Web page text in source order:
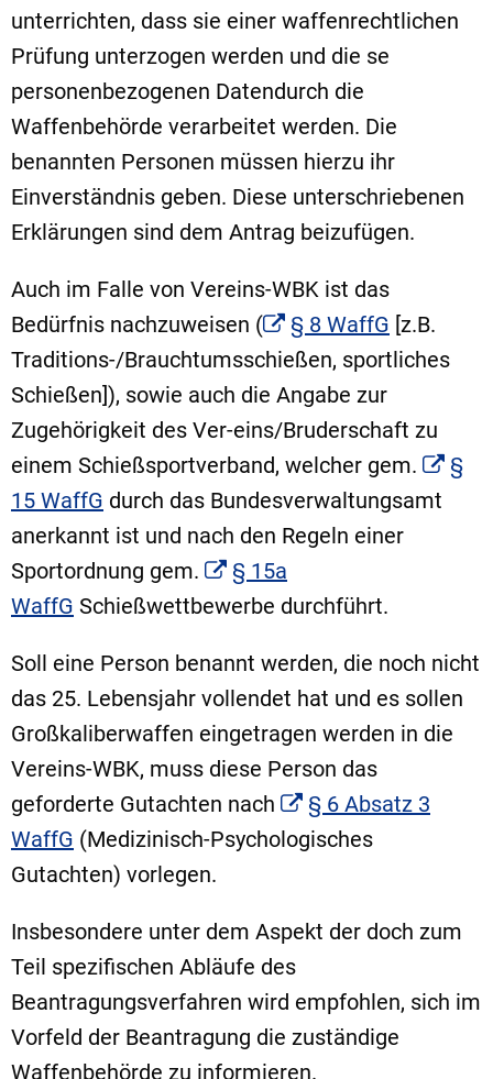
unterrichten, dass sie einer waffenrechtlichen
Prüfung unterzogen werden und die se
personenbezogenen Datendurch die
Waffenbehörde verarbeitet werden. Die
benannten Personen müssen hierzu ihr
Einverständnis geben. Diese unterschriebenen
Erklärungen sind dem Antrag beizufügen.
Auch im Falle von Vereins-WBK ist das
Bedürfnis nachzuweisen (
§ 8 WaffG [z.B.
Traditions-/Brauchtumsschießen, sportliches
Schießen]), sowie auch die Angabe zur
Zugehörigkeit des Ver-eins/Bruderschaft zu
einem Schießsportverband, welcher gem.
§
15 WaffG durch das Bundesverwaltungsamt
anerkannt ist und nach den Regeln einer
Sportordnung gem.
§ 15a
WaffG Schießwettbewerbe durchführt.
Soll eine Person benannt werden, die noch nicht
das 25. Lebensjahr vollendet hat und es sollen
Großkaliberwaffen eingetragen werden in die
Vereins-WBK, muss diese Person das
geforderte Gutachten nach
§ 6 Absatz 3
WaffG (Medizinisch-Psychologisches
Gutachten) vorlegen.
Insbesondere unter dem Aspekt der doch zum
Teil spezifischen Abläufe des
Beantragungsverfahren wird empfohlen, sich im
Vorfeld der Beantragung die zuständige
Waffenbehörde zu informieren.